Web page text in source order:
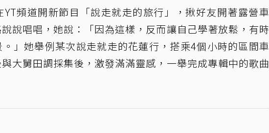
頻道開新節目「說走就走的旅行」，揪好友開著露營車
說唱唱，她說：「因為這樣，反而讓自己學著放鬆，有時
」她舉例某次說走就走的花蓮行，搭乘4個小時的區間車
大舅田調採集後，激發滿滿靈感，一舉完成專輯中的歌曲